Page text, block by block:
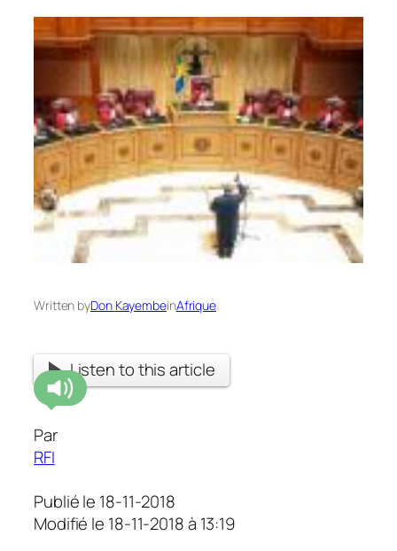
Written byDon KayembeinAfrique
Listen to this article
Par
RFI
Publié le 18-11-2018
Modifié le 18-11-2018 à 13:19